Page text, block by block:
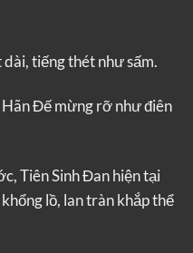
tiếng thét như sấm.
Hãn Đế mừng rỡ như điên
Tiên Sinh Đan hiện tại
lồ, lan tràn khắp thể